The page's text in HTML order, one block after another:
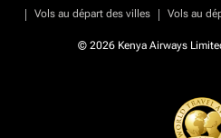
|
Vols au départ des villes | Vols au
© 2026 Kenya Airways